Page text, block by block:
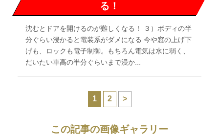
る！
沈むとドアを開けるのが難しくなる！ ３）ボディの半
分ぐらい浸かると電装系がダメになる 今や窓の上げ下
げも、ロックも電子制御。もちろん電気は水に弱く、
だいたい車高の半分ぐらいまで浸か...
1 2 >
この記事の画像ギャラリー